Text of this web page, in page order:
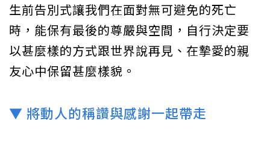
生前告別式讓我們在面對無可避免的死亡
時，能保有最後的尊嚴與空間，自行決定要
以甚麼樣的方式跟世界說再見、在摯愛的親
友心中保留甚麼樣貌。
▼ 將動人的稱讚與感謝一起帶走